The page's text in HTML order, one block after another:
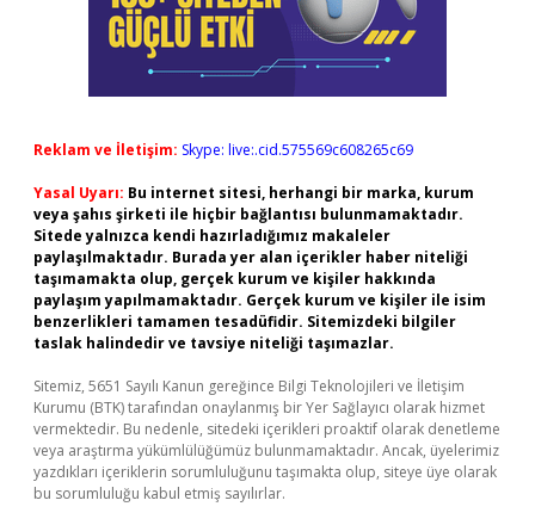
Reklam ve İletişim: Skype: live:.cid.575569c608265c69
Yasal Uyarı: Bu internet sitesi, herhangi bir marka, kurum
veya şahıs şirketi ile hiçbir bağlantısı bulunmamaktadır.
Sitede yalnızca kendi hazırladığımız makaleler
paylaşılmaktadır. Burada yer alan içerikler haber niteliği
taşımamakta olup, gerçek kurum ve kişiler hakkında
paylaşım yapılmamaktadır. Gerçek kurum ve kişiler ile isim
benzerlikleri tamamen tesadüfidir. Sitemizdeki bilgiler
taslak halindedir ve tavsiye niteliği taşımazlar.
Sitemiz, 5651 Sayılı Kanun gereğince Bilgi Teknolojileri ve İletişim
Kurumu (BTK) tarafından onaylanmış bir Yer Sağlayıcı olarak hizmet
vermektedir. Bu nedenle, sitedeki içerikleri proaktif olarak denetleme
veya araştırma yükümlülüğümüz bulunmamaktadır. Ancak, üyelerimiz
yazdıkları içeriklerin sorumluluğunu taşımakta olup, siteye üye olarak
bu sorumluluğu kabul etmiş sayılırlar.